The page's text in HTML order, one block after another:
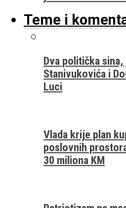
Teme i
Dva politička
Stanivukovića i
Luci
Vlada krije plan
poslovnih
30 miliona KM